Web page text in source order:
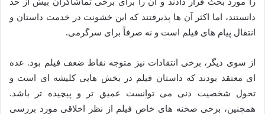
دانستند، اما اکثر آن ها پذیرفتند که این خشونت در خدمت داستان و
انتقال پیام های فیلم است و نه صرفاً برای سرگرمی.
از سوی دیگر، برخی انتقادات نیز متوجه نقاط ضعف فیلم بود. عده
ای معتقد بودند که داستان فیلم در بخش هایی کلیشه ای است و
تحول شخصیت دنی می توانست عمیق تر و پیچیده تر باشد.
همچنین، برخی صحنه های خاص فیلم از نظر اخلاقی مورد بررسی